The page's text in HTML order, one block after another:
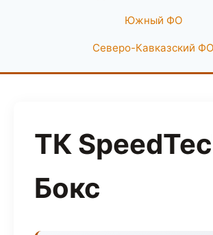
Южный ФО
Северо-Кавказский ФО
ТК
Бокс